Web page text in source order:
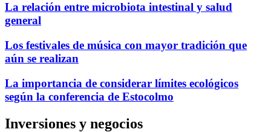
La relación entre microbiota intestinal y salud
general
Los festivales de música con mayor tradición que
aún se realizan
La importancia de considerar límites ecológicos
según la conferencia de Estocolmo
Inversiones y negocios